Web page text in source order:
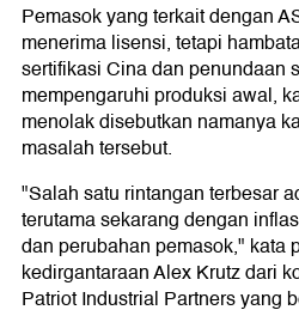
Pemasok yang terkait dengan
menerima lisensi, tetapi
sertifikasi Cina dan penundaan
mempengaruhi produksi awal,
menolak disebutkan namanya
masalah tersebut.
"Salah satu rintangan terbesar
terutama sekarang dengan
dan perubahan pemasok," kata
kedirgantaraan Alex Krutz dari
Patriot Industrial Partners yang